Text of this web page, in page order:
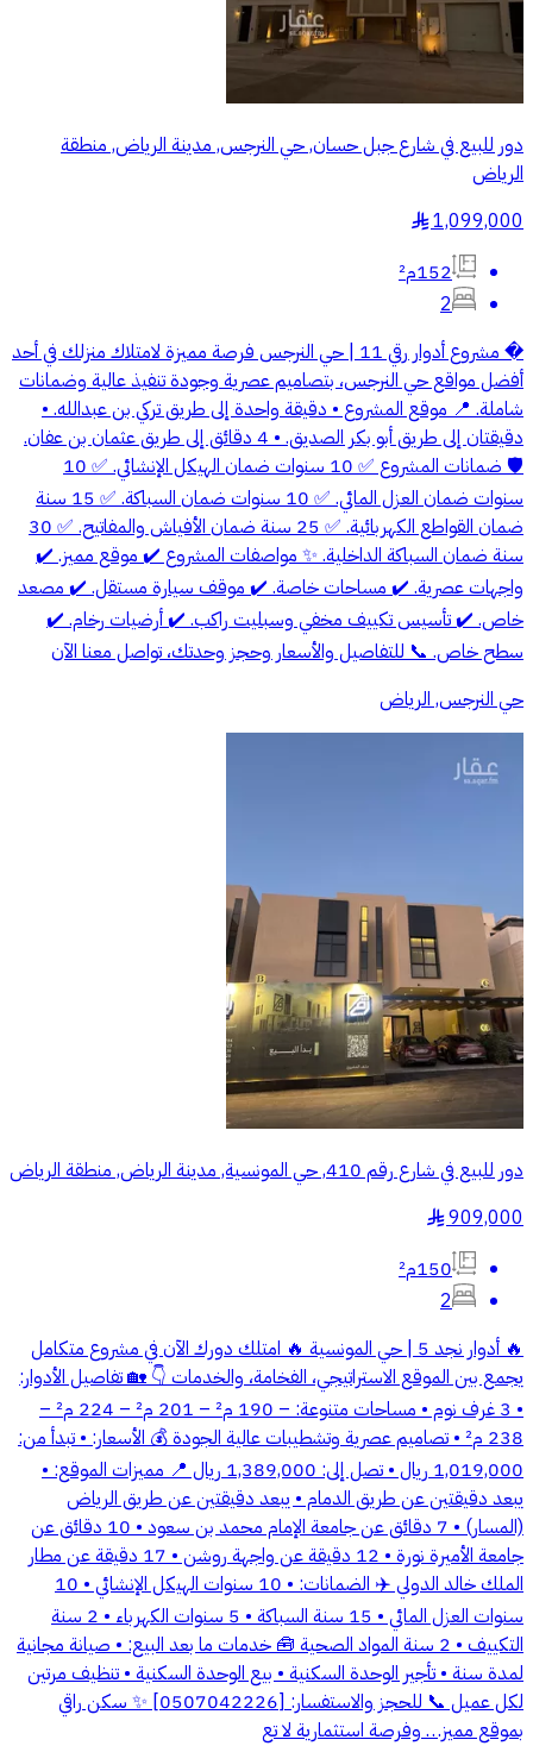
دور للبيع في شارع جبل حسان, حي النرجس, مدينة الرياض, منطقة
الرياض
1,099,000
§
152م²
2
� مشروع أدوار رقي 11 | حي النرجس فرصة مميزة لامتلاك منزلك في أحد
أفضل مواقع حي النرجس، بتصاميم عصرية وجودة تنفيذ عالية وضمانات
شاملة. 📍 موقع المشروع • دقيقة واحدة إلى طريق تركي بن عبدالله. •
دقيقتان إلى طريق أبو بكر الصديق. • 4 دقائق إلى طريق عثمان بن عفان.
🛡️ ضمانات المشروع ✅ 10 سنوات ضمان الهيكل الإنشائي. ✅ 10
سنوات ضمان العزل المائي. ✅ 10 سنوات ضمان السباكة. ✅ 15 سنة
ضمان القواطع الكهربائية. ✅ 25 سنة ضمان الأفياش والمفاتيح. ✅ 30
سنة ضمان السباكة الداخلية. ✨ مواصفات المشروع ✔️ موقع مميز. ✔️
واجهات عصرية. ✔️ مساحات خاصة. ✔️ موقف سيارة مستقل. ✔️ مصعد
خاص. ✔️ تأسيس تكييف مخفي وسبليت راكب. ✔️ أرضيات رخام. ✔️
سطح خاص. 📞 للتفاصيل والأسعار وحجز وحدتك، تواصل معنا الآن
حي النرجس, الرياض
دور للبيع في شارع رقم 410, حي المونسية, مدينة الرياض, منطقة الرياض
909,000
§
150م²
2
🔥 أدوار نجد 5 | حي المونسية 🔥 امتلك دورك الآن في مشروع متكامل
يجمع بين الموقع الاستراتيجي، الفخامة، والخدمات 👇 🏡 تفاصيل الأدوار:
• 3 غرف نوم • مساحات متنوعة: – 190 م² – 201 م² – 224 م² –
238 م² • تصاميم عصرية وتشطيبات عالية الجودة 💰 الأسعار: • تبدأ من:
1,019,000 ريال • تصل إلى: 1,389,000 ريال 📍 مميزات الموقع: •
يبعد دقيقتين عن طريق الدمام • يبعد دقيقتين عن طريق الرياض
(المسار) • 7 دقائق عن جامعة الإمام محمد بن سعود • 10 دقائق عن
جامعة الأميرة نورة • 12 دقيقة عن واجهة روشن • 17 دقيقة عن مطار
الملك خالد الدولي ✈️ الضمانات: • 10 سنوات الهيكل الإنشائي • 10
سنوات العزل المائي • 15 سنة السباكة • 5 سنوات الكهرباء • 2 سنة
التكييف • 2 سنة المواد الصحية 🧰 خدمات ما بعد البيع: • صيانة مجانية
لمدة سنة • تأجير الوحدة السكنية • بيع الوحدة السكنية • تنظيف مرتين
لكل عميل 📞 للحجز والاستفسار: [0507042226] ✨ سكن راقي
بموقع مميز… وفرصة استثمارية لا تع